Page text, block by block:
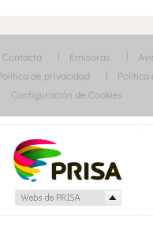
Emisoras
de privacidad
Política
Configuración de Cookies